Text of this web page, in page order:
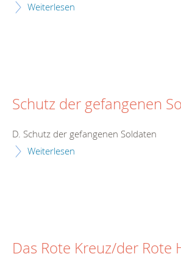
Weiterlesen
Schutz der gefangenen
D. Schutz der gefangenen Soldaten
Weiterlesen
Das Rote Kreuz/der Rote